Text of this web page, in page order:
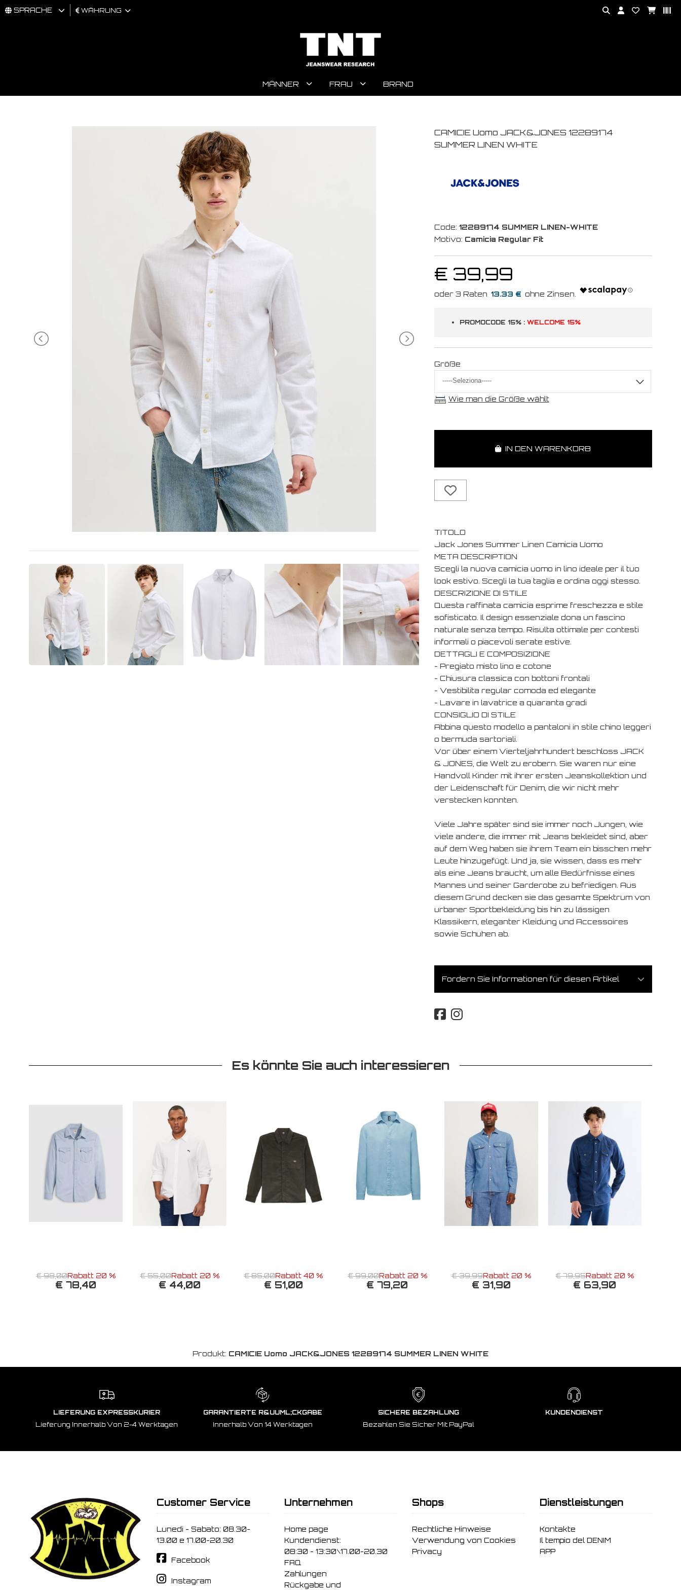
SPRACHE WÄHRUNG
MÄNNER FRAU BRAND
CAMICIE Uomo JACK&JONES 12289174
SUMMER LINEN WHITE
Code: 12289174 SUMMER LINEN-WHITE
Motivo: Camicia Regular Fit
€ 39,99
13.33 €
PROMOCODE 15% : WELCOME 15%
Größe
Wie man die Größe wählt
IN DEN WARENKORB
TITOLO
Jack Jones Summer Linen Camicia Uomo
META DESCRIPTION
Scegli la nuova camicia uomo in lino ideale per il tuo
look estivo. Scegli la tua taglia e ordina oggi stesso.
DESCRIZIONE DI STILE
Questa raffinata camicia esprime freschezza e stile
sofisticato. Il design essenziale dona un fascino
naturale senza tempo. Risulta ottimale per contesti
informali o piacevoli serate estive.
DETTAGLI E COMPOSIZIONE
- Pregiato misto lino e cotone
- Chiusura classica con bottoni frontali
- Vestibilita regular comoda ed elegante
- Lavare in lavatrice a quaranta gradi
CONSIGLIO DI STILE
Abbina questo modello a pantaloni in stile chino leggeri
o bermuda sartoriali.
Vor über einem Vierteljahrhundert beschloss JACK
& JONES, die Welt zu erobern. Sie waren nur eine
Handvoll Kinder mit ihrer ersten Jeanskollektion und
der Leidenschaft für Denim, die wir nicht mehr
verstecken konnten.
Viele Jahre später sind sie immer noch Jungen, wie
viele andere, die immer mit Jeans bekleidet sind, aber
auf dem Weg haben sie ihrem Team ein bisschen mehr
Leute hinzugefügt. Und ja, sie wissen, dass es mehr
als eine Jeans braucht, um alle Bedürfnisse eines
Mannes und seiner Garderobe zu befriedigen. Aus
diesem Grund decken sie das gesamte Spektrum von
urbaner Sportbekleidung bis hin zu lässigen
Klassikern, eleganter Kleidung und Accessoires
sowie Schuhen ab.
Fordern Sie Informationen für diesen Artikel
Es könnte Sie auch interessieren
€ 98,00Rabatt 20 %
€ 78,40
€ 55,00Rabatt 20 %
€ 44,00
€ 85,00Rabatt 40 %
€ 51,00
€ 99,00Rabatt 20 %
€ 79,20
€ 39,99Rabatt 20 %
€ 31,90
€ 79,95Rabatt 20 %
€ 63,90
Produkt: CAMICIE Uomo JACK&JONES 12289174 SUMMER LINEN WHITE
LIEFERUNG EXPRESSKURIER
Lieferung Innerhalb Von 2-4 Werktagen
GARANTIERTE R&UUML;CKGABE
Innerhalb Von 14 Werktagen
SICHERE BEZAHLUNG
Bezahlen Sie Sicher Mit PayPal
KUNDENDIENST
Customer Service
Lunedi - Sabato: 08.30-
13.00 e 17.00-20.30
Facebook
Instagram
Unternehmen
Home page
Kundendienst:
08:30 - 13:30\17.00-20.30
FAQ
Zahlungen
Rückgabe und
Shops
Rechtliche Hinweise
Verwendung von Cookies
Privacy
Dienstleistungen
Kontakte
Il tempio del DENIM
APP